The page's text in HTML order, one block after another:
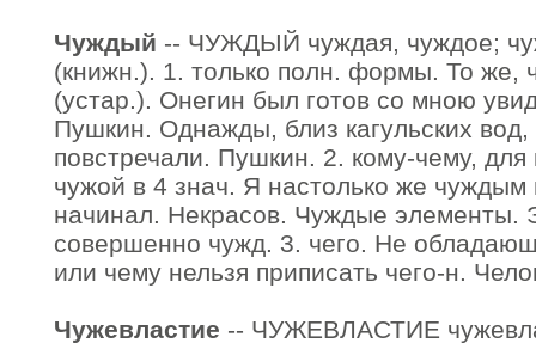
Чуждый -- ЧУЖДЫЙ чуждая, чуждое;
(книжн.). 1. только полн. формы. То же,
(устар.). Онегин был готов со мною
Пушкин. Однажды, близ кагульских
повстречали. Пушкин. 2. кому-чему, для
чужой в 4 знач. Я настолько же
начинал. Некрасов. Чуждые элементы.
совершенно чужд. 3. чего. Не
или чему нельзя приписать чего-н.
Чужевластие -- ЧУЖЕВЛАСТИЕ